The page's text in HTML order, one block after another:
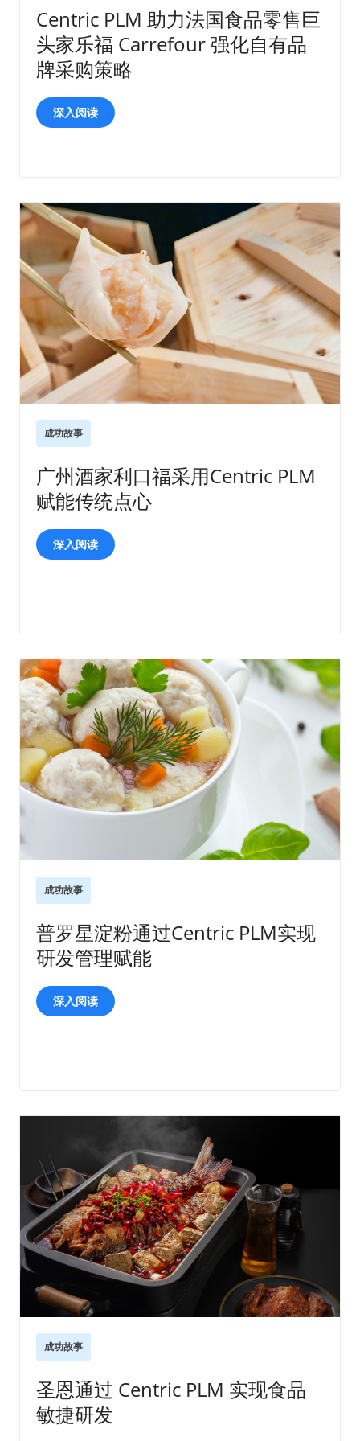
Centric PLM 助力法国食品零售巨
头家乐福 Carrefour 强化自有品
牌采购策略
深入阅读
成功故事
广州酒家利口福采用Centric PLM
赋能传统点心
深入阅读
成功故事
普罗星淀粉通过Centric PLM实现
研发管理赋能
深入阅读
成功故事
圣恩通过 Centric PLM 实现食品
敏捷研发